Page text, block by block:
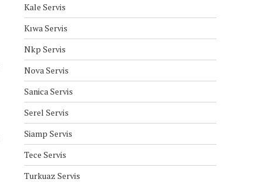
Kale Servis
Kıwa Servis
Nkp Servis
Nova Servis
Sanica Servis
Serel Servis
Siamp Servis
Tece Servis
Turkuaz Servis